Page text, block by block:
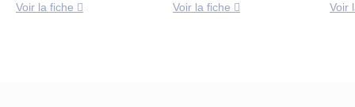
Voir la fiche Voir la fiche Voir